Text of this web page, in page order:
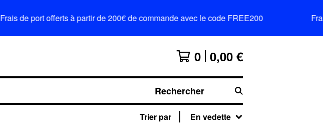
Frais de port offerts à partir de 200€ de commande avec le code FREE200
0 0,00 €
Rechercher
Trier par En vedette